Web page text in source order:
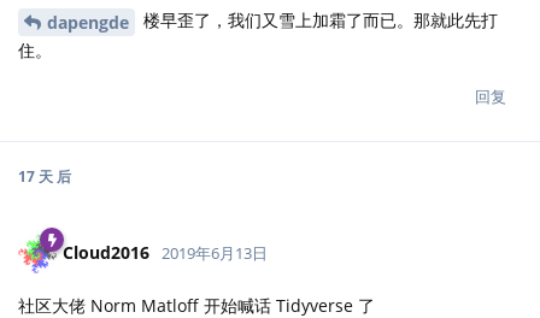
dapengde
楼早歪了，我们又雪上加霜了而已。那就此先打
住。
回复
17 天 后
Cloud2016 2019年6月13日
社区大佬 Norm Matloff 开始喊话 Tidyverse 了